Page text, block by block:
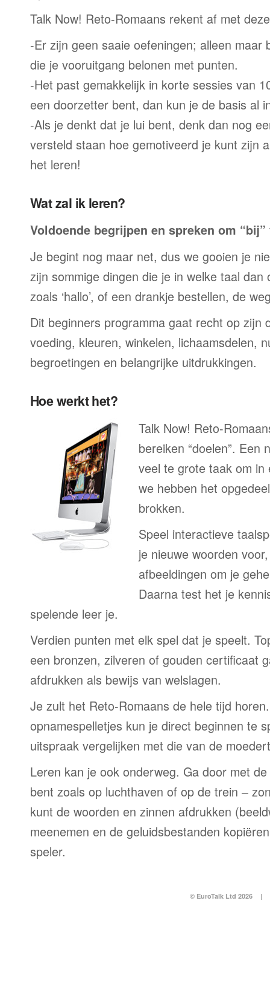
Talk Now! Reto-Romaans rekent af met
-Er zijn geen saaie oefeningen; alleen maar
die je vooruitgang belonen met punten.
-Het past gemakkelijk in korte sessies van
een doorzetter bent, dan kun je de basis al
-Als je denkt dat je lui bent, denk dan nog
versteld staan hoe gemotiveerd je kunt zijn
het leren!
Wat zal ik leren?
Voldoende begrijpen en spreken om
Je begint nog maar net, dus we gooien je
zijn sommige dingen die je in welke taal dan
zoals ‘hallo’, of een drankje bestellen, de
Dit beginners programma gaat recht op zijn
voeding, kleuren, winkelen, lichaamsdelen,
begroetingen en belangrijke uitdrukkingen.
Hoe werkt het?
Talk Now! Reto-
bereiken “doelen”. Een
veel te grote taak om
we hebben het
brokken.
Speel interactieve
je nieuwe woorden
afbeeldingen om je
Daarna test het je
spelende leer je.
Verdien punten met elk spel dat je speelt.
een bronzen, zilveren of gouden certificaat
afdrukken als bewijs van welslagen.
Je zult het Reto-Romaans de hele tijd
opnamespelletjes kun je direct beginnen te
uitspraak vergelijken met die van de
Leren kan je ook onderweg. Ga door met
bent zoals op luchthaven of op de trein –
kunt de woorden en zinnen afdrukken
meenemen en de geluidsbestanden
speler.
© EuroTalk Ltd 2026 |